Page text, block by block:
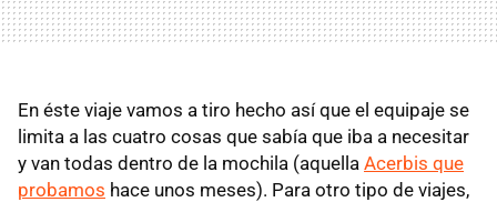
En éste viaje vamos a tiro hecho así que el equipaje se
limita a las cuatro cosas que sabía que iba a necesitar
y van todas dentro de la mochila (aquella Acerbis que
probamos hace unos meses). Para otro tipo de viajes,